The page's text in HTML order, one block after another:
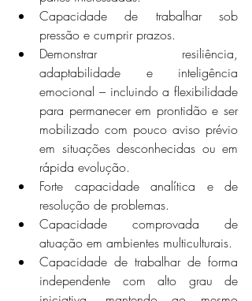
Capacidade de trabalhar sob
pressão e cumprir prazos.
Demonstrar resiliência,
adaptabilidade e inteligência
emocional – incluindo a flexibilidade
para permanecer em prontidão e ser
mobilizado com pouco aviso prévio
em situações desconhecidas ou em
rápida evolução.
Forte capacidade analítica e de
resolução de problemas.
Capacidade comprovada de
atuação em ambientes multiculturais.
Capacidade de trabalhar de forma
independente com alto grau de